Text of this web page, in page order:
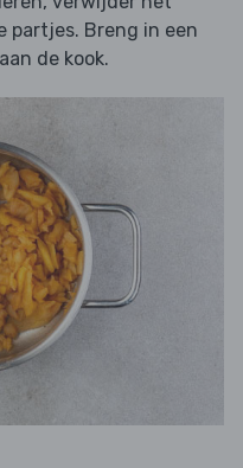
partjes. Breng in een
de kook.